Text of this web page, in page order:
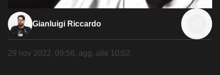
Gianluigi Riccardo
29 nov 2022, 09:56, agg. alle 10:02